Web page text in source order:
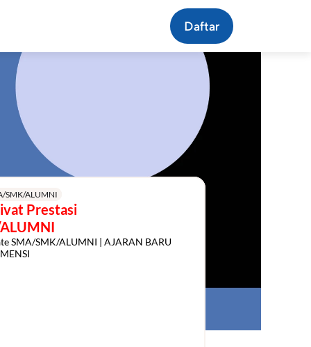
Daftar
SMK/ALUMNI
Prestasi
SMA/SMK/ALUMNI | AJARAN BARU